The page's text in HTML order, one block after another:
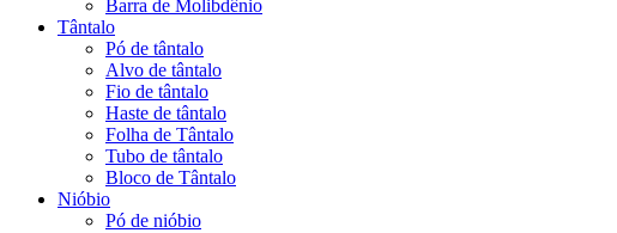
Barra de Molibdênio
Tântalo
Pó de tântalo
Alvo de tântalo
Fio de tântalo
Haste de tântalo
Folha de Tântalo
Tubo de tântalo
Bloco de Tântalo
Nióbio
Pó de nióbio